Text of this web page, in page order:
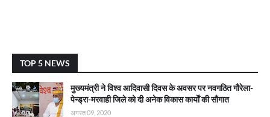
TOP 5 NEWS
मुख्यमंत्री ने विश्व आदिवासी दिवस के अवसर पर नवगठित गौरेला-
पेन्ड्रा-मरवाही जिले को दी अनेक विकास कार्याें की सौगात
अगस्त 09, 2020